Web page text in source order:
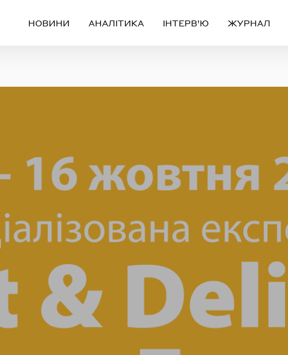
НОВИНИ АНАЛІТИКА ІНТЕРВ’Ю ЖУРНАЛ
FACEBOOK GOOGLE
Пароль